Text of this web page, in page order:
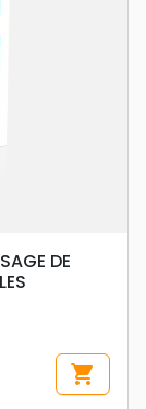
DE
shopping_cart